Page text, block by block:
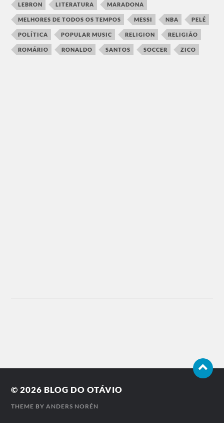
LEBRON LITERATURA MARADONA
MELHORES DE TODOS OS TEMPOS MESSI NBA PELÉ
POLÍTICA POPULAR MUSIC RELIGION RELIGIÃO
ROMÁRIO RONALDO SANTOS SOCCER ZICO
© 2026 BLOG DO OTÁVIO
THEME BYANDERS NORÉN